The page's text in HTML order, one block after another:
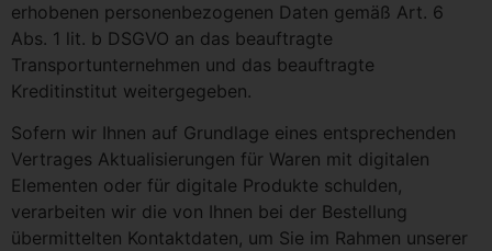
erhobenen personenbezogenen Daten gemäß Art. 6
Abs. 1 lit. b DSGVO an das beauftragte
Transportunternehmen und das beauftragte
Kreditinstitut weitergegeben.
Sofern wir Ihnen auf Grundlage eines entsprechenden
Vertrages Aktualisierungen für Waren mit digitalen
Elementen oder für digitale Produkte schulden,
verarbeiten wir die von Ihnen bei der Bestellung
übermittelten Kontaktdaten, um Sie im Rahmen unserer